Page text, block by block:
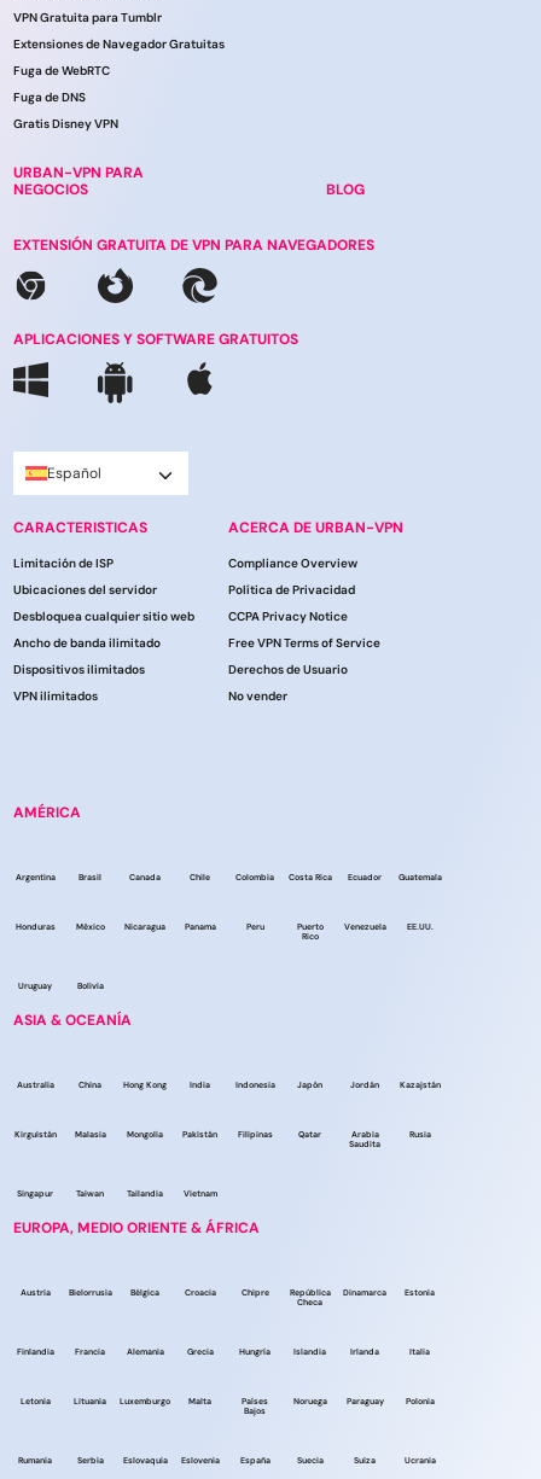
VPN Gratuita para Tumblr
Extensiones de Navegador Gratuitas
Fuga de WebRTC
Fuga de DNS
Gratis Disney VPN
URBAN-VPN PARA
NEGOCIOS
BLOG
EXTENSIÓN GRATUITA DE VPN PARA NAVEGADORES
APLICACIONES Y SOFTWARE GRATUITOS
Español
CARACTERISTICAS
Limitación de ISP
Ubicaciones del servidor
Desbloquea cualquier sitio web
Ancho de banda ilimitado
Dispositivos ilimitados
VPN ilimitados
ACERCA DE URBAN-VPN
Compliance Overview
Política de Privacidad
CCPA Privacy Notice
Free VPN Terms of Service
Derechos de Usuario
No vender
AMÉRICA
Argentina Brasil Canada Chile Colombia Costa Rica Ecuador Guatemala
Honduras México Nicaragua Panama Peru
Puerto
Rico
Venezuela EE.UU.
Uruguay Bolivia
ASIA & OCEANÍA
Australia China Hong Kong India Indonesia Japón Jordán Kazajstán
Kirguistán Malasia Mongolia Pakistán Filipinas Qatar
Arabia
Saudita
Rusia
Singapur Taiwan Tailandia Vietnam
EUROPA, MEDIO ORIENTE & ÁFRICA
Austria Bielorrusia Bélgica Croacia Chipre
República
Checa
Dinamarca Estonia
Finlandia Francia Alemania Grecia Hungría Islandia Irlanda Italia
Letonia Lituania Luxemburgo Malta
Países
Bajos
Noruega Paraguay Polonia
Rumania Serbia Eslovaquia Eslovenia España Suecia Suiza Ucrania